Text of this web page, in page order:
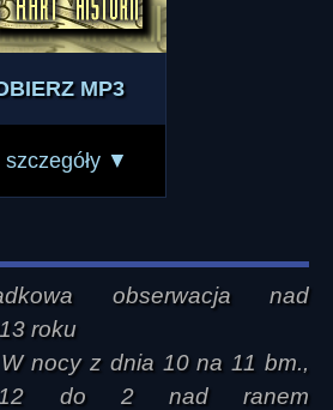
MP3
▼
obserwacja nad
roku
W nocy z dnia 10 na 11 bm.,
do 2 nad ranem